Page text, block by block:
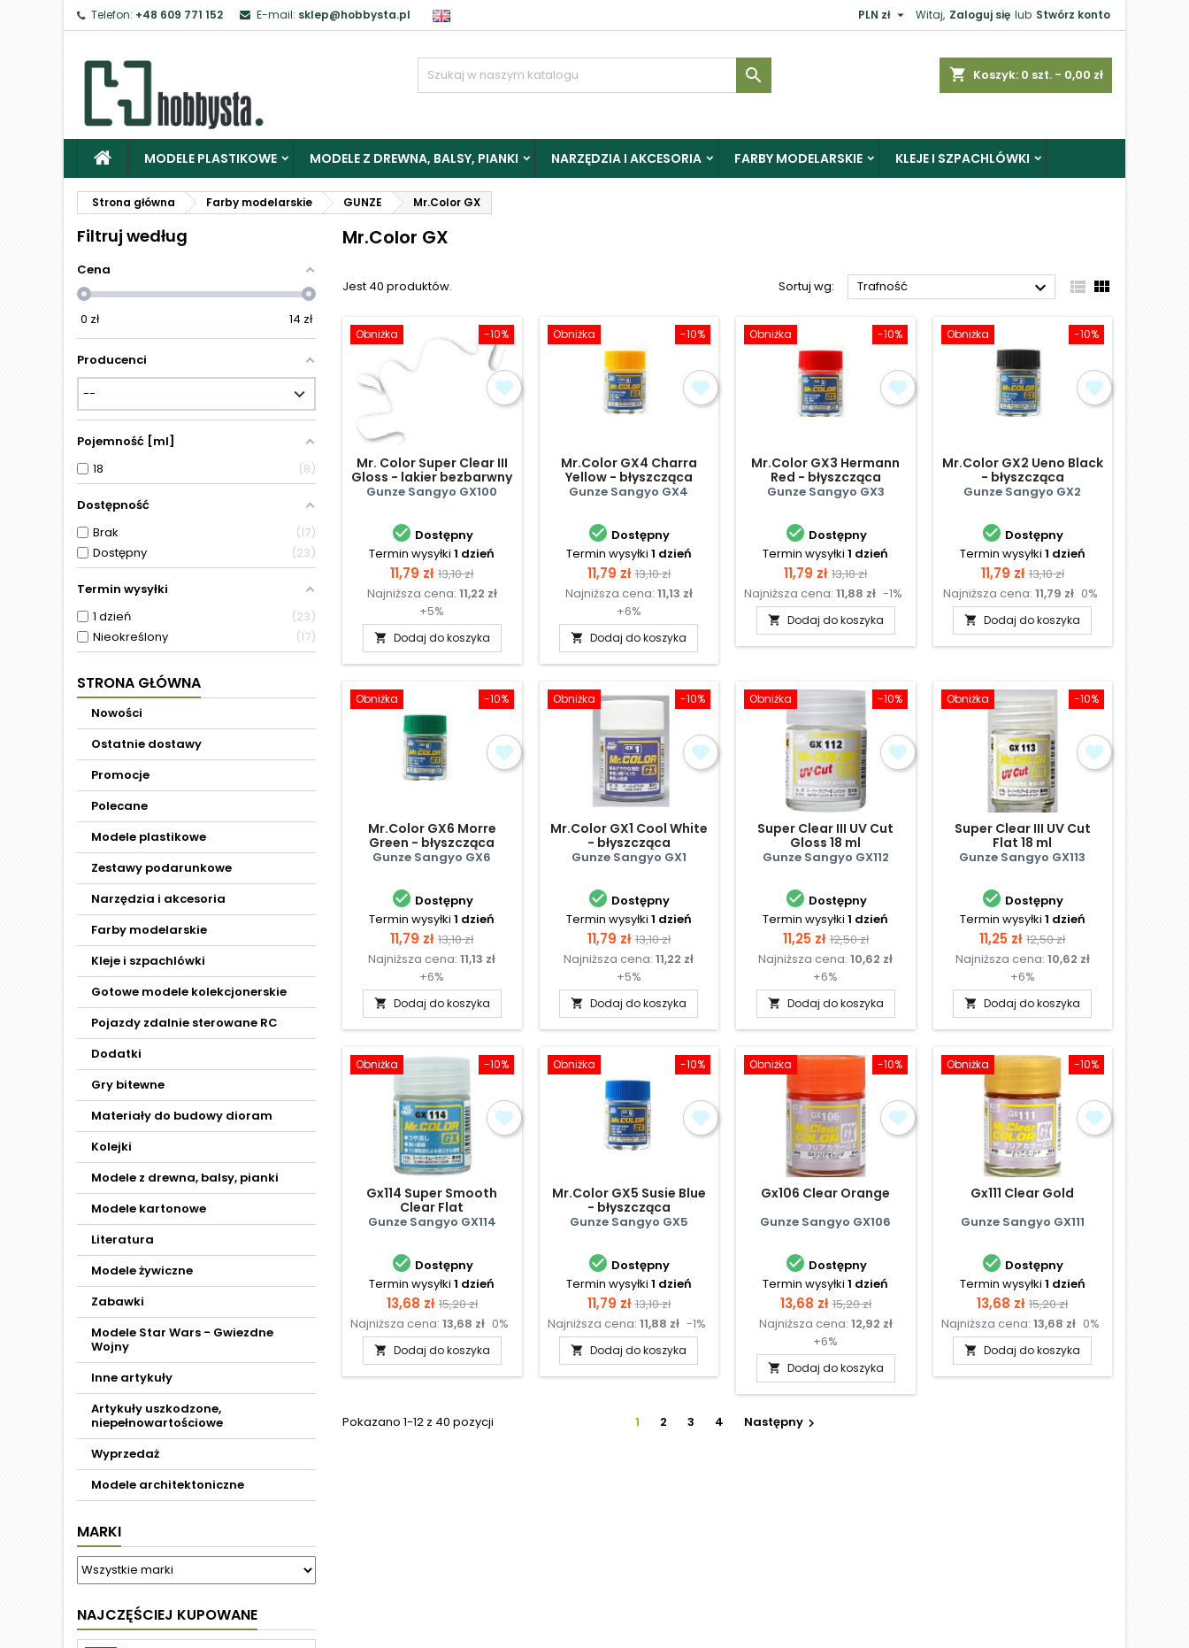
Telefon: +48 609 771 152 E-mail: sklep@hobbysta.pl Witaj, Zaloguj się lub Stwórz konto
PLN zł 
shopping_cart Koszyk: 0 szt. - 0,00 zł

MODELE PLASTIKOWE MODELE Z DREWNA, BALSY, PIANKI NARZĘDZIA I AKCESORIA FARBY MODELARSKIE KLEJE I SZPACHLÓWKI
Strona główna Farby modelarskie GUNZE Mr.Color GX
Filtruj według
Cena
0 zł 14 zł
Producenci
Pojemność [ml]
18
8
Dostępność
Brak
17
Dostępny
23
Termin wysyłki
1 dzień
23
Nieokreślony
17
STRONA GŁÓWNA
Nowości
Ostatnie dostawy
Promocje
Polecane
Modele plastikowe
Zestawy podarunkowe
Narzędzia i akcesoria
Farby modelarskie
Kleje i szpachlówki
Gotowe modele kolekcjonerskie
Pojazdy zdalnie sterowane RC
Dodatki
Gry bitewne
Materiały do budowy dioram
Kolejki
Modele z drewna, balsy, pianki
Modele kartonowe
Literatura
Modele żywiczne
Zabawki
Modele Star Wars - Gwiezdne
Wojny
Inne artykuły
Artykuły uszkodzone,
niepełnowartościowe
Wyprzedaż
Modele architektoniczne
MARKI
NAJCZĘŚCIEJ KUPOWANE
Mr.Color GX
Jest 40 produktów. Sortuj wg: Trafność   
-10%
Obniżka
Mr. Color Super Clear III
Gloss - lakier bezbarwny
błyszczący
Gunze Sangyo GX100
 Dostępny
Termin wysyłki 1 dzień
Cena
11,79 zł Cena
podstawowa
13,10 zł
Najniższa cena: 11,22 zł
+5%
 Dodaj do koszyka
-10%
Obniżka
Mr.Color GX4 Charra
Yellow - błyszcząca
Gunze Sangyo GX4
 Dostępny
Termin wysyłki 1 dzień
Cena
11,79 zł Cena
podstawowa
13,10 zł
Najniższa cena: 11,13 zł
+6%
 Dodaj do koszyka
-10%
Obniżka
Mr.Color GX3 Hermann
Red - błyszcząca
Gunze Sangyo GX3
 Dostępny
Termin wysyłki 1 dzień
Cena
11,79 zł Cena
podstawowa
13,10 zł
Najniższa cena:11,88 zł -1%
 Dodaj do koszyka
-10%
Obniżka
Mr.Color GX2 Ueno Black
- błyszcząca
Gunze Sangyo GX2
 Dostępny
Termin wysyłki 1 dzień
Cena
11,79 zł Cena
podstawowa
13,10 zł
Najniższa cena: 11,79 zł 0%
 Dodaj do koszyka
-10%
Obniżka
Mr.Color GX6 Morre
Green - błyszcząca
Gunze Sangyo GX6
 Dostępny
Termin wysyłki 1 dzień
Cena
11,79 zł Cena
podstawowa
13,10 zł
Najniższa cena:11,13 zł
+6%
 Dodaj do koszyka
-10%
Obniżka
Mr.Color GX1 Cool White
- błyszcząca
Gunze Sangyo GX1
 Dostępny
Termin wysyłki 1 dzień
Cena
11,79 zł Cena
podstawowa
13,10 zł
Najniższa cena:11,22 zł
+5%
 Dodaj do koszyka
-10%
Obniżka
Super Clear III UV Cut
Gloss 18 ml
Gunze Sangyo GX112
 Dostępny
Termin wysyłki 1 dzień
Cena
11,25 zł Cena
podstawowa
12,50 zł
Najniższa cena:10,62 zł
+6%
 Dodaj do koszyka
-10%
Obniżka
Super Clear III UV Cut
Flat 18 ml
Gunze Sangyo GX113
 Dostępny
Termin wysyłki 1 dzień
Cena
11,25 zł Cena
podstawowa
12,50 zł
Najniższa cena: 10,62 zł
+6%
 Dodaj do koszyka
-10%
Obniżka
Gx114 Super Smooth
Clear Flat
Gunze Sangyo GX114
 Dostępny
Termin wysyłki 1 dzień
Cena
13,68 zł Cena
podstawowa
15,20 zł
Najniższa cena:13,68 zł 0%
 Dodaj do koszyka
-10%
Obniżka
Mr.Color GX5 Susie Blue
- błyszcząca
Gunze Sangyo GX5
 Dostępny
Termin wysyłki 1 dzień
Cena
11,79 zł Cena
podstawowa
13,10 zł
Najniższa cena: 11,88 zł -1%
 Dodaj do koszyka
-10%
Obniżka
Gx106 Clear Orange
Gunze Sangyo GX106
 Dostępny
Termin wysyłki 1 dzień
Cena
13,68 zł Cena
podstawowa
15,20 zł
Najniższa cena: 12,92 zł
+6%
 Dodaj do koszyka
-10%
Obniżka
Gx111 Clear Gold
Gunze Sangyo GX111
 Dostępny
Termin wysyłki 1 dzień
Cena
13,68 zł Cena
podstawowa
15,20 zł
Najniższa cena: 13,68 zł 0%
 Dodaj do koszyka
Pokazano 1-12 z 40 pozycji 1 2 3 4 Następny 
Zaloguj
Aby zapisać produkty do Schowka, musisz się zalogować.
Anuluj Zaloguj